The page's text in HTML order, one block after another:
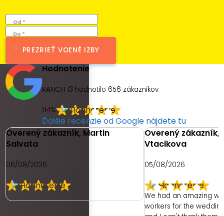
Od *
Do *
PREZRIEŤ VOĽNÉ IZBY
Hodnotenie
RANCH 13 hodnotilo 656 zákazníkov
94%
Ďalšie recenzie od Google nájdete tu
Overený zákazník, Martin
Salvata
06/08/2026
Overený zákazník,
Vtacikova
05/08/2026
We had an amazing
workers for the